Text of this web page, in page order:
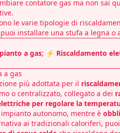
contatore gas ma non sai
le varie tipologie di
installare una stufa a legna o
a gas; ⚡ Riscaldamento
a gas
più adottata per il
o centralizzato, collegato a dei
per regolare la
autonomo, mentre è
ai tradizionali caloriferi,